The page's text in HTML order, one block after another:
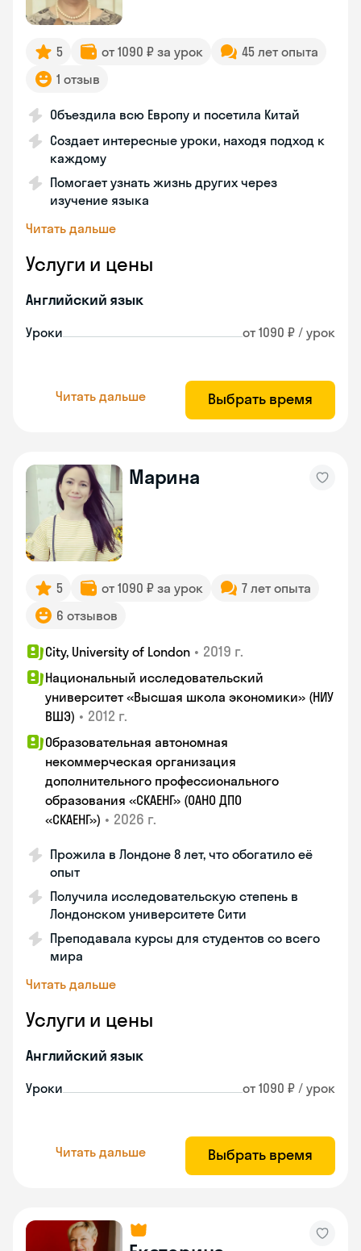
5 от 1090 ₽ за урок
45 лет опыта
1 отзыв
Объездила всю Европу и посетила Китай
Создает интересные уроки, находя подход к
каждому
Помогает узнать жизнь других через
изучение языка
Читать дальше
Услуги и цены
Английский язык
Уроки от 1090 ₽ / урок
Читать дальше Выбрать время
Марина
5 от 1090 ₽ за урок
7 лет опыта
6 отзывов
City, University of London • 2019 г.
Национальный исследовательский
университет «Высшая школа экономики» (НИУ
ВШЭ) • 2012 г.
Образовательная автономная
некоммерческая организация
дополнительного профессионального
образования «СКАЕНГ» (ОАНО ДПО
«СКАЕНГ») • 2026 г.
Прожила в Лондоне 8 лет, что обогатило её
опыт
Получила исследовательскую степень в
Лондонском университете Сити
Преподавала курсы для студентов со всего
мира
Читать дальше
Услуги и цены
Английский язык
Уроки от 1090 ₽ / урок
Читать дальше Выбрать время